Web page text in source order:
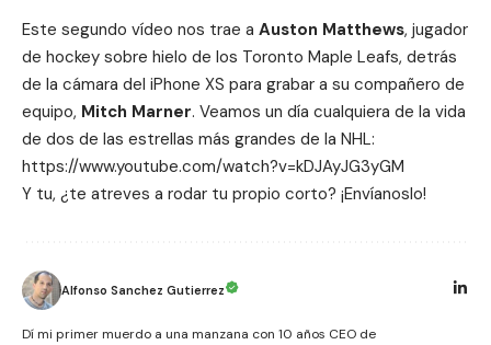
Este segundo vídeo nos trae a Auston Matthews, jugador
de hockey sobre hielo de los Toronto Maple Leafs, detrás
de la cámara del iPhone XS para grabar a su compañero de
equipo, Mitch Marner. Veamos un día cualquiera de la vida
de dos de las estrellas más grandes de la NHL:
https://www.youtube.com/watch?v=kDJAyJG3yGM
Y tu, ¿te atreves a rodar tu propio corto? ¡Envíanoslo!
Alfonso Sanchez Gutierrez
Dí mi primer muerdo a una manzana con 10 años CEO de